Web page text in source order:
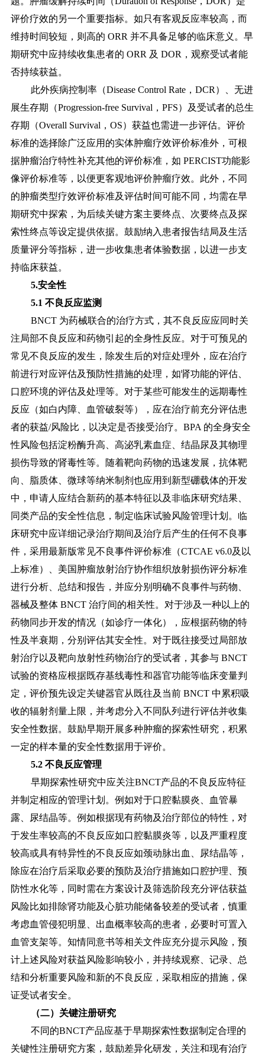
评价疗效的另一个重要指标。如只有客观反应率较高，而
维持时间较短，则高的 ORR 并不具备足够的临床意义。早
期研究中应持续收集患者的 ORR 及 DOR，观察受试者能
否持续获益。
此外疾病控制率（Disease Control Rate，DCR）、无进
展生存期（Progression-free Survival，PFS）及受试者的总生
存期（Overall Survival，OS）获益也需进一步评估。评价
标准的选择除广泛应用的实体肿瘤疗效评价标准外，可根
据肿瘤治疗特性补充其他的评价标准，如 PERCIST功能影
像评价标准等，以便更客观地评价肿瘤疗效。此外，不同
的肿瘤类型疗效评价标准及评估时间可能不同，均需在早
期研究中探索，为后续关键方案主要终点、次要终点及探
索性终点等设定提供依据。鼓励纳入患者报告结局及生活
质量评分等指标，进一步收集患者体验数据，以进一步支
持临床获益。
5.安全性
5.1 不良反应监测
BNCT 为药械联合的治疗方式，其不良反应应同时关
注局部不良反应和药物引起的全身性反应。对于可预见的
常见不良反应的发生，除发生后的对症处理外，应在治疗
前进行对应评估及预防性措施的处理，如肾功能的评估、
口腔环境的评估及处理等。对于某些可能发生的远期毒性
反应（如白内障、血管破裂等），应在治疗前充分评估患
者的获益/风险比，以决定是否接受治疗。BPA 的全身安全
性风险包括淀粉酶升高、高泌乳素血症、结晶尿及其物理
损伤导致的肾毒性等。随着靶向药物的迅速发展，抗体靶
向、脂质体、微球等纳米制剂也应用到新型硼载体的开发
中，申请人应结合新药的基本特征以及非临床研究结果、
同类产品的安全性信息，制定临床试验风险管理计划。临
床研究中应详细记录治疗期间及治疗后产生的任何不良事
件，采用最新版常见不良事件评价标准（CTCAE v6.0及以
上标准）、美国肿瘤放射治疗协作组织放射损伤评分标准
进行分析、总结和报告，并应分别明确不良事件与药物、
器械及整体 BNCT 治疗间的相关性。对于涉及一种以上的
药物同步开发的情况（如诊疗一体化），应根据药物的特
性及半衰期，分别评估其安全性。对于既往接受过局部放
射治疗以及靶向放射性药物治疗的受试者，其参与 BNCT
试验的资格应根据既存基线毒性和器官功能等临床变量判
定，评价预先设定关键器官从既往及当前 BNCT 中累积吸
收的辐射剂量上限，并考虑分入不同队列进行评估并收集
安全性数据。鼓励早期开展多种肿瘤的探索性研究，积累
一定的样本量的安全性数据用于评价。
5.2 不良反应管理
早期探索性研究中应关注BNCT产品的不良反应特征
并制定相应的管理计划。例如对于口腔黏膜炎、血管暴
露、尿结晶等。例如根据现有药物及治疗部位的特性，对
于发生率较高的不良反应如口腔黏膜炎等，以及严重程度
较高或具有特异性的不良反应如颈动脉出血、尿结晶等，
除应在治疗后采取必要的预防及治疗措施如口腔护理、预
防性水化等，同时需在方案设计及筛选阶段充分评估获益
风险比如排除肾功能及心脏功能储备较差的受试者，慎重
考虑血管侵犯明显、出血概率较高的患者，必要时可置入
血管支架等。知情同意书等相关文件应充分提示风险，预
计上述风险对获益风险影响较小，并持续观察、记录、总
结和分析重要风险和新的不良反应，采取相应的措施，保
证受试者安全。
（二）关键注册研究
不同的BNCT产品应基于早期探索性数据制定合理的
关键性注册研究方案，鼓励差异化研发，关注和现有治疗